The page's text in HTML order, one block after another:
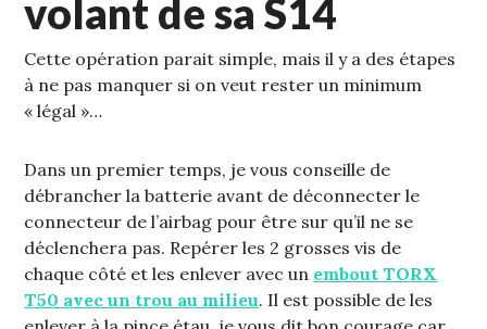
1
volant de sa S14
Cette opération parait simple, mais il y a des étapes
à ne pas manquer si on veut rester un minimum
« légal »…
Dans un premier temps, je vous conseille de
débrancher la batterie avant de déconnecter le
connecteur de l’airbag pour être sur qu’il ne se
déclenchera pas. Repérer les 2 grosses vis de
chaque côté et les enlever avec un embout TORX
T50 avec un trou au milieu. Il est possible de les